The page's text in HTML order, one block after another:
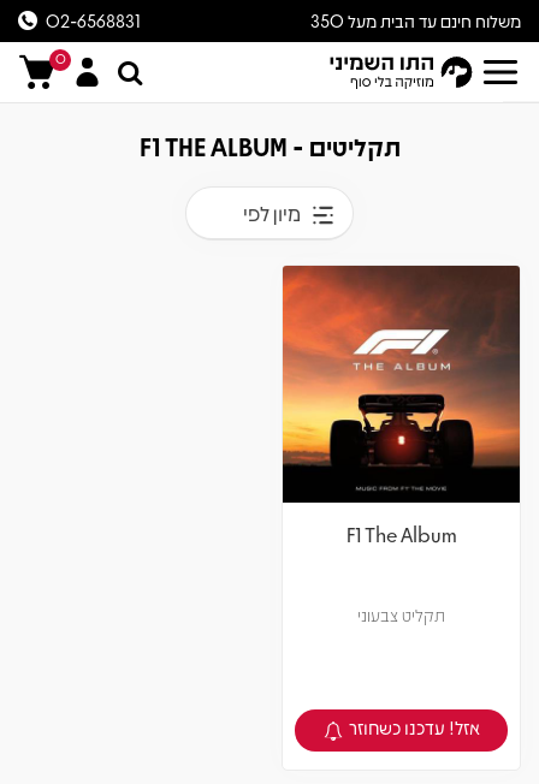
משלוח חינם עד הבית מעל 350
ש״ח
02-6568831
0
תקליטים - F1 THE ALBUM
מיון לפי
F1 The Album
תקליט צבעוני
צפיה במוצר
אזל! עדכנו כשחוזר